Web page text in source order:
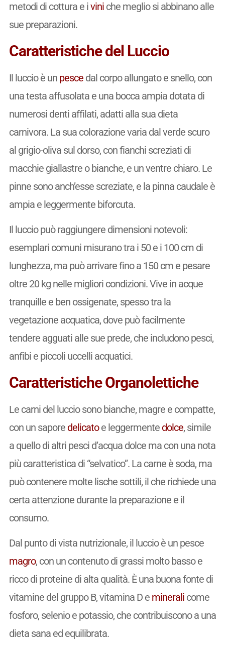
metodi di cottura e iviniche meglio si abbinano alle
sue preparazioni.
Caratteristiche del Luccio
Il luccio è un pescedal corpo allungato e snello, con
una testa affusolata e una bocca ampia dotata di
numerosi denti affilati, adatti alla sua dieta
carnivora. La sua colorazione varia dal verde scuro
al grigio-oliva sul dorso, con fianchi screziati di
macchie giallastre o bianche, e un ventre chiaro. Le
pinne sono anch’esse screziate, e la pinna caudale è
ampia e leggermente biforcuta.
Il luccio può raggiungere dimensioni notevoli:
esemplari comuni misurano tra i 50 e i 100 cm di
lunghezza, ma può arrivare fino a 150 cm e pesare
oltre 20 kg nelle migliori condizioni. Vive in acque
tranquille e ben ossigenate, spesso tra la
vegetazione acquatica, dove può facilmente
tendere agguati alle sue prede, che includono pesci,
anfibi e piccoli uccelli acquatici.
Caratteristiche Organolettiche
Le carni del luccio sono bianche, magre e compatte,
con un sapore delicatoe leggermente dolce, simile
a quello di altri pesci d’acqua dolce ma con una nota
più caratteristica di “selvatico”. La carne è soda, ma
può contenere molte lische sottili, il che richiede una
certa attenzione durante la preparazione e il
consumo.
Dal punto di vista nutrizionale, il luccio è un pesce
magro, con un contenuto di grassi molto basso e
ricco di proteine di alta qualità. È una buona fonte di
vitamine del gruppo B, vitamina D e mineralicome
fosforo, selenio e potassio, che contribuiscono a una
dieta sana ed equilibrata.